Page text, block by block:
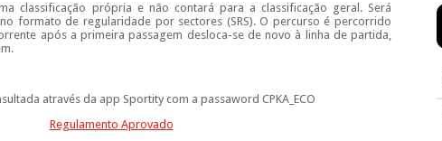
classificação própria e não contará para a classificação geral. Será
formato de regularidade por sectores (SRS). O percurso é percorrido
após a primeira passagem desloca-se de novo à linha de partida,
através da app Sportity com a passaword CPKA_ECO
Regulamento Aprovado